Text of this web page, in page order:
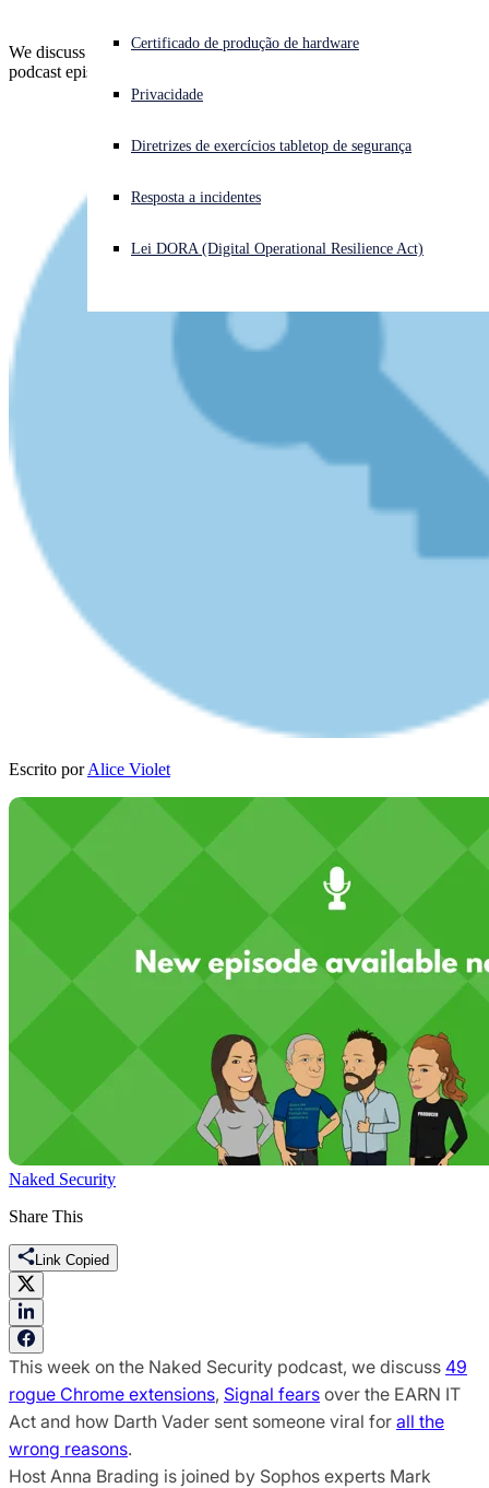
Enfrentando um ataque cibernético? Obtenha ajuda imediata
Iniciar sessão
Português (Brasil) Open language switcher
Certificado de produção de hardware
Privacidade
Diretrizes de exercícios tabletop de segurança
Resposta a incidentes
Lei DORA (Digital Operational Resilience Act)
We discuss the biggest cybersecurity news stories of the week. New
podcast episode out now!
Escrito por Alice Violet
Naked Security
Share This
Link Copied
This week on the Naked Security podcast, we discuss 49
rogue Chrome extensions, Signal fears over the EARN IT
Act and how Darth Vader sent someone viral for all the
wrong reasons.
Host Anna Brading is joined by Sophos experts Mark